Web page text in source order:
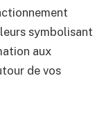
symbolisant
aux
de vos